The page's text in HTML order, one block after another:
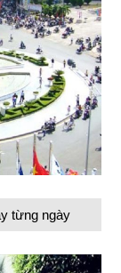
từng ngày